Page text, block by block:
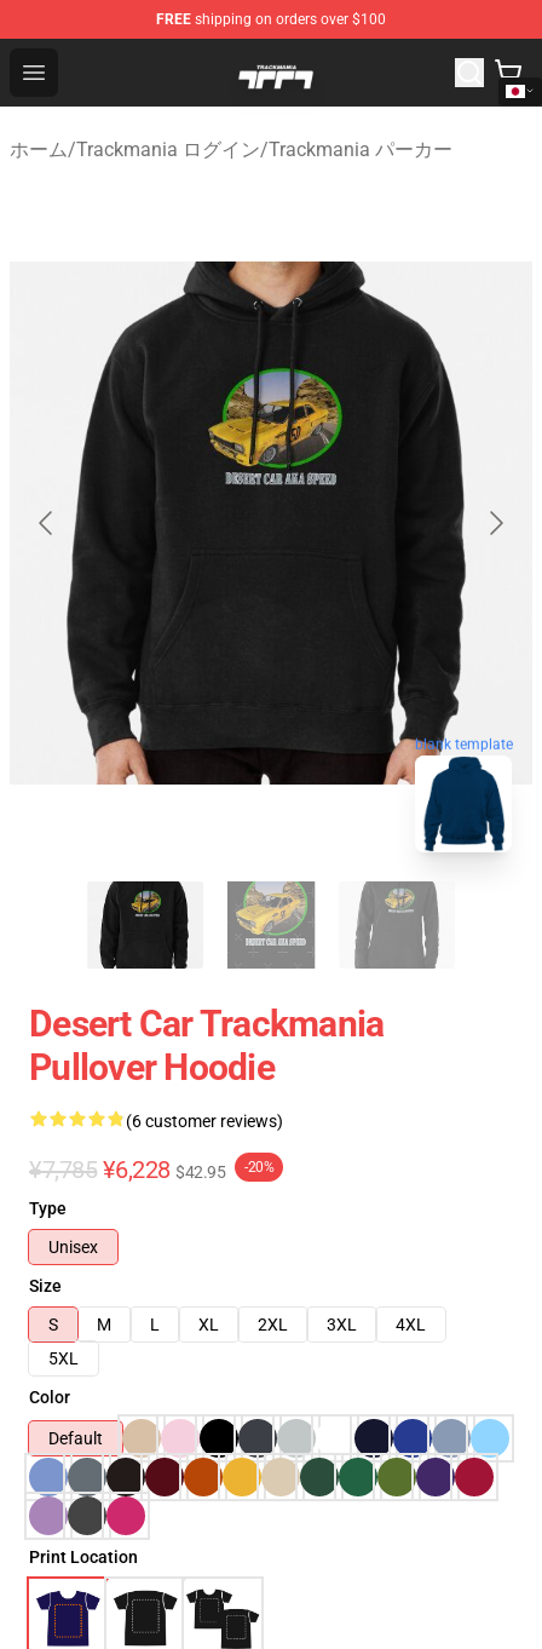
FREE shipping on orders over $100
Open menu
Trackmania Store - Official Trackmania Merchandise
ホーム/Trackmania ログイン/Trackmania パーカー
blank template
Desert Car Trackmania
Pullover Hoodie
(6 customer reviews)
¥7,785 ¥6,228 $42.95 -20%
Type
Unisex
Size
S
M L XL 2XL 3XL
4XL
5XL
Color
Default
Print Location